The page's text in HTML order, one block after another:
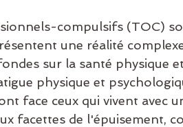
compulsifs (TOC)
une réalité
sur la santé physique
physique et
face ceux qui vivent avec
facettes de l'épuisement,